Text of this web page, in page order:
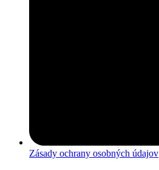
Zásady ochrany osobných údajov